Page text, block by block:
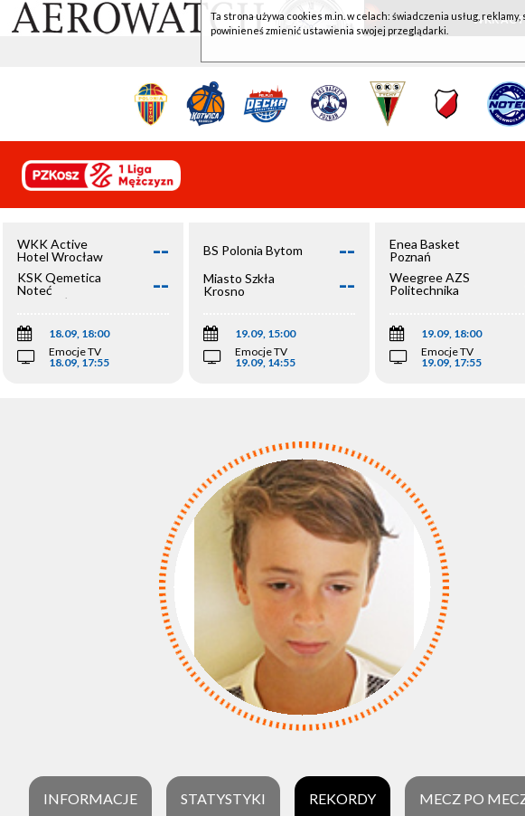
WKK
WKK Active
Hotel Wrocław
--
KSK Qemetica
Noteć
Inowrocław
--
18.09, 18:00
Emocje TV
18.09, 17:55
BS Polonia Bytom --
Miasto Szkła
Krosno
--
19.09, 15:00
Emocje TV
19.09, 14:55
Enea Basket
Poznań
Weegree AZS
Politechnika
19.09, 18:00
Emocje TV
19.09, 17:55
INFORMACJE STATYSTYKI REKORDY MECZ PO
Ta strona używa cookies m.in. w celach: świadczenia usług,
powinieneś zmienić ustawienia swojej przeglądarki.